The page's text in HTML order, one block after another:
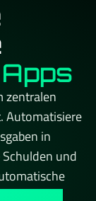
zentralen
Automatisiere
in
und
Kein